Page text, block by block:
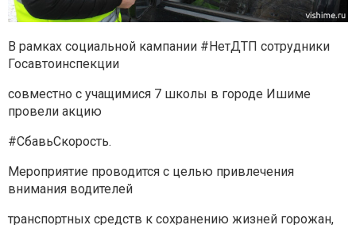
В рамках социальной кампании #НетДТП сотрудники
Госавтоинспекции
совместно с учащимися 7 школы в городе Ишиме
провели акцию
#СбавьСкорость.
Мероприятие проводится с целью привлечения
внимания водителей
транспортных средств к сохранению жизней горожан,